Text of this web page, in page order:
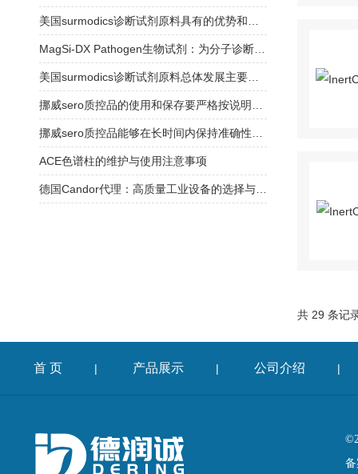
共 29 条记
ACE色谱柱的维护与使用注意事项
首 页 | 产品展示 | 公司介绍 |
备